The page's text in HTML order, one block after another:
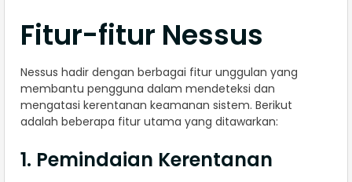
Fitur-fitur Nessus
Nessus hadir dengan berbagai fitur unggulan yang
membantu pengguna dalam mendeteksi dan
mengatasi kerentanan keamanan sistem. Berikut
adalah beberapa fitur utama yang ditawarkan:
1. Pemindaian Kerentanan